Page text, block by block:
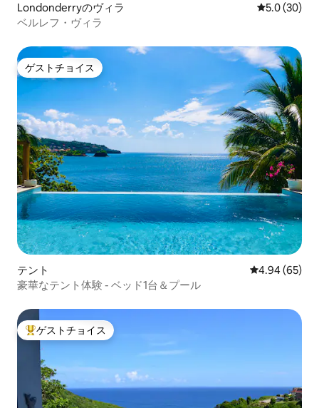
Londonderryのヴィラ レビュー30
5.0 (30)
ベルレフ・ヴィラ
ゲストチョイス
ゲストチョイス
テント レビュー65
4.94 (65)
豪華なテント体験 - ベッド1台＆プール
大好評のゲストチョイスです。
ゲストチョイス